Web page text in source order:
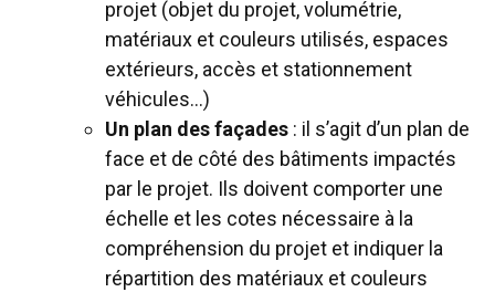
projet (objet du projet, volumétrie,
matériaux et couleurs utilisés, espaces
extérieurs, accès et stationnement
véhicules…)
Un plan des façades : il s’agit d’un plan de
face et de côté des bâtiments impactés
par le projet. Ils doivent comporter une
échelle et les cotes nécessaire à la
compréhension du projet et indiquer la
répartition des matériaux et couleurs